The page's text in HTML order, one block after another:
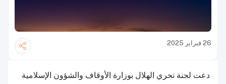
26 فبراير 2025
دعت لجنة تحري الهلال بوزارة الأوقاف والشؤون الإسلامية